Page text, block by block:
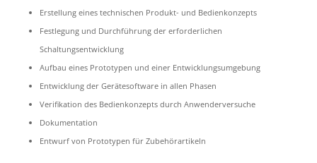
Erstellung eines technischen Produkt- und Bedienkonzepts
Festlegung und Durchführung der erforderlichen
Schaltungsentwicklung
Aufbau eines Prototypen und einer Entwicklungsumgebung
Entwicklung der Gerätesoftware in allen Phasen
Verifikation des Bedienkonzepts durch Anwenderversuche
Dokumentation
Entwurf von Prototypen für Zubehörartikeln